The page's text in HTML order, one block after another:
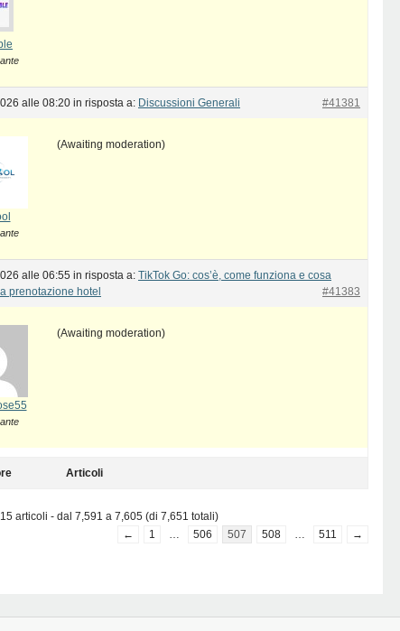
alle 08:20 in risposta a: Discussioni Generali #41381
(Awaiting moderation)
alle 06:55 in risposta a: TikTok Go: cos’è, come funziona e cosa
prenotazione hotel
#41383
(Awaiting moderation)
Articoli
articoli - dal 7,591 a 7,605 (di 7,651 totali)
←
1 … 506 507 508 … 511 →